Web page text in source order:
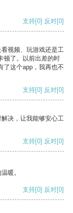
支持[0] 反对[0]
视频、玩游戏还是工
顿了。以前出差的时
了这个app，我再也不
支持[0] 反对[0]
决，让我能够安心工
支持[0] 反对[0]
暖。
支持[0] 反对[0]